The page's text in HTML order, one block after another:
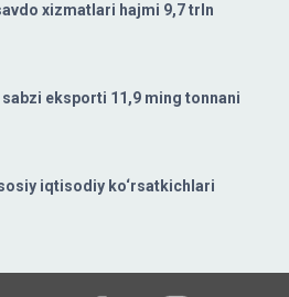
xizmatlari hajmi 9,7 trln
sabzi eksporti 11,9 ming tonnani
iqtisodiy ko‘rsatkichlari